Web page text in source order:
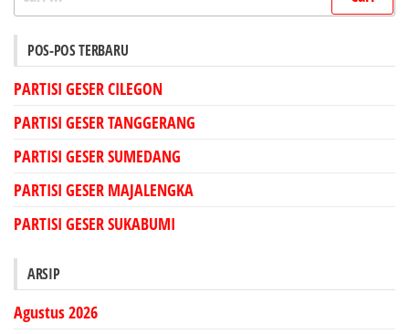
untuk:
POS-POS TERBARU
PARTISI GESER CILEGON
PARTISI GESER TANGGERANG
PARTISI GESER SUMEDANG
PARTISI GESER MAJALENGKA
PARTISI GESER SUKABUMI
ARSIP
Agustus 2026